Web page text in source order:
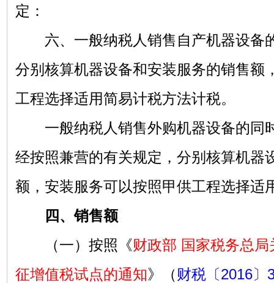
定：
六、一般纳税人销售自产机器设备
分别核算机器设备和安装服务的销售额
工程选择适用简易计税方法计税。
一般纳税人销售外购机器设备的同
经按照兼营的有关规定，分别核算机器
额，安装服务可以按照甲供工程选择适
四、销售额
（一）按照《财政部 国家税务总
征增值税试点的通知》（财税〔2016〕